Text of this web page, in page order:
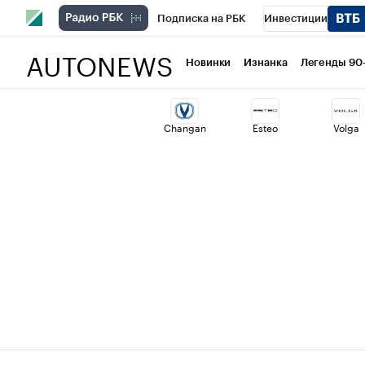
Подписка на РБК Инвестиции
Национальные проекты Город
Кредитные рейтинги Франшизы
AUTONEWS Новинки Изнанка Легенды
Changan Esteo Volga